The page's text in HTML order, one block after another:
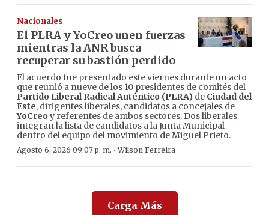
Nacionales
El PLRA y YoCreo unen fuerzas
mientras la ANR busca
recuperar su bastión perdido
El acuerdo fue presentado este viernes durante un acto
que reunió a nueve de los 10 presidentes de comités del
Partido Liberal Radical Auténtico (PLRA) de Ciudad del
Este, dirigentes liberales, candidatos a concejales de
YoCreo y referentes de ambos sectores. Dos liberales
integran la lista de candidatos a la Junta Municipal
dentro del equipo del movimiento de Miguel Prieto.
Agosto 6, 2026 09:07 p. m. ·Wilson Ferreira
Carga Más